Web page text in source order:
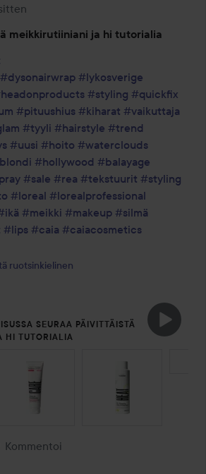
1 vuotta sitten
meikkirutiiniani ja hi tutorialia
#dysonairwrap #lykosverige
#styling #quickfix
#pituushius #kiharat #vaikuttaja
#tyyli #hairstyle #trend
#uusi #hoito #waterclouds
#hollywood #balayage
#sale #rea #tekstuurit #styling
#loreal #lorealprofessional
#meikki #makeup #silmä
#lips #caia #caiacosmetics
ruotsinkielinen
SEURAA PÄIVITTÄISTÄ
HI TUTORIALIA
Kommentoi